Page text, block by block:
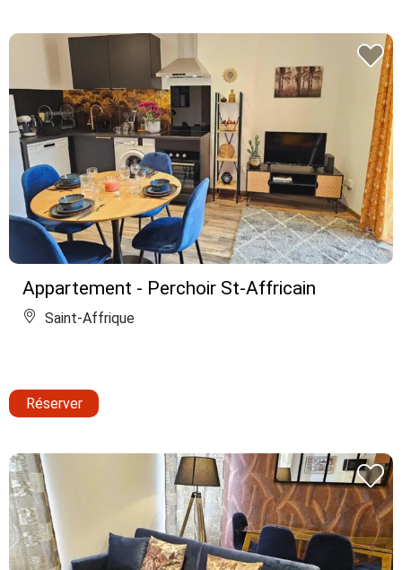
Appartement - Perchoir St-Affricain
Saint-Affrique
Réserver